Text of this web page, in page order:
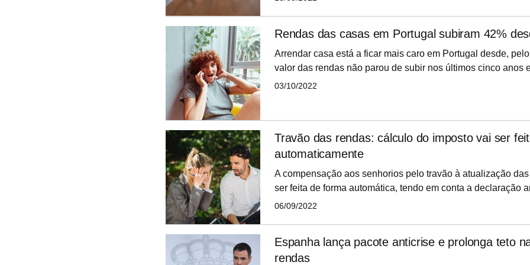
rendas em 2023 se fixou nos 5,43%. Acontece que para
Governo de Antón
Rendas das casas em Portugal subiram 42%
Arrendar casa está a ficar mais caro em Portugal desde,
valor das rendas não parou de subir nos últimos cinco anos
euros por metro quadrado (euros/m2) nos últimos 12 meses
áreas metropolitanas este aume
03/10/2022
Travão das rendas: cálculo do imposto vai ser
automaticamente
A compensação aos senhorios pelo travão à atualização
ser feita de forma automática, tendo em conta a declaração
estes submeterem. Em causa está o mecanismo fiscal,
subida de 5,5% em 2023.
06/09/2022
Espanha lança pacote anticrise e prolonga teto
rendas